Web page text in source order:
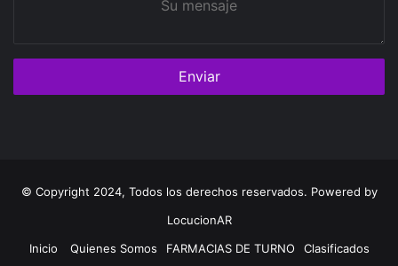
© Copyright 2024, Todos los derechos reservados. Powered by
LocucionAR
Inicio
Quienes Somos FARMACIAS DE TURNO Clasificados